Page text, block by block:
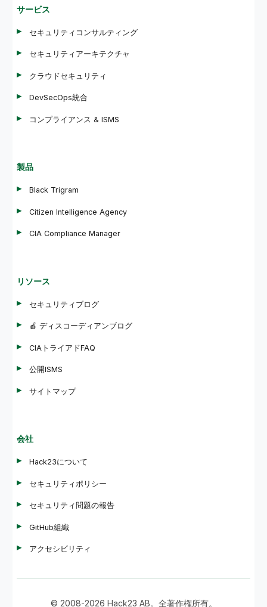
サービス
セキュリティコンサルティング
セキュリティアーキテクチャ
クラウドセキュリティ
DevSecOps統合
コンプライアンス & ISMS
製品
Black Trigram
Citizen Intelligence Agency
CIA Compliance Manager
リソース
セキュリティブログ
🍎 ディスコーディアンブログ
CIAトライアドFAQ
公開ISMS
サイトマップ
会社
Hack23について
セキュリティポリシー
セキュリティ問題の報告
GitHub組織
アクセシビリティ
© 2008-2026 Hack23 AB。全著作権所有。